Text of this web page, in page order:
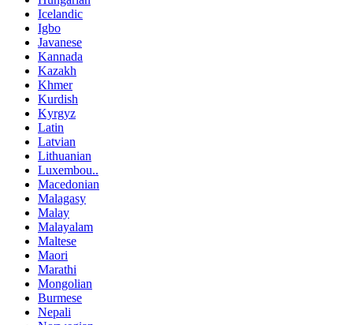
Icelandic
Igbo
Javanese
Kannada
Kazakh
Khmer
Kurdish
Kyrgyz
Latin
Latvian
Lithuanian
Luxembou..
Macedonian
Malagasy
Malay
Malayalam
Maltese
Maori
Marathi
Mongolian
Burmese
Nepali